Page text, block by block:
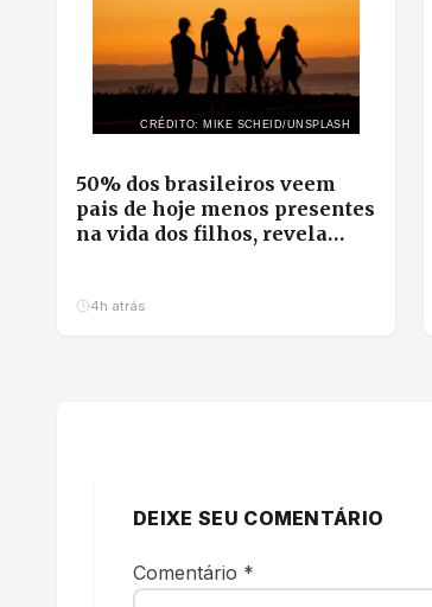
CRÉDITO: MIKE SCHEID/UNSPLASH
50% dos brasileiros veem
pais de hoje menos presentes
na vida dos filhos, revela
4h atrás
DEIXE SEU COMENTÁRIO
Comentário *